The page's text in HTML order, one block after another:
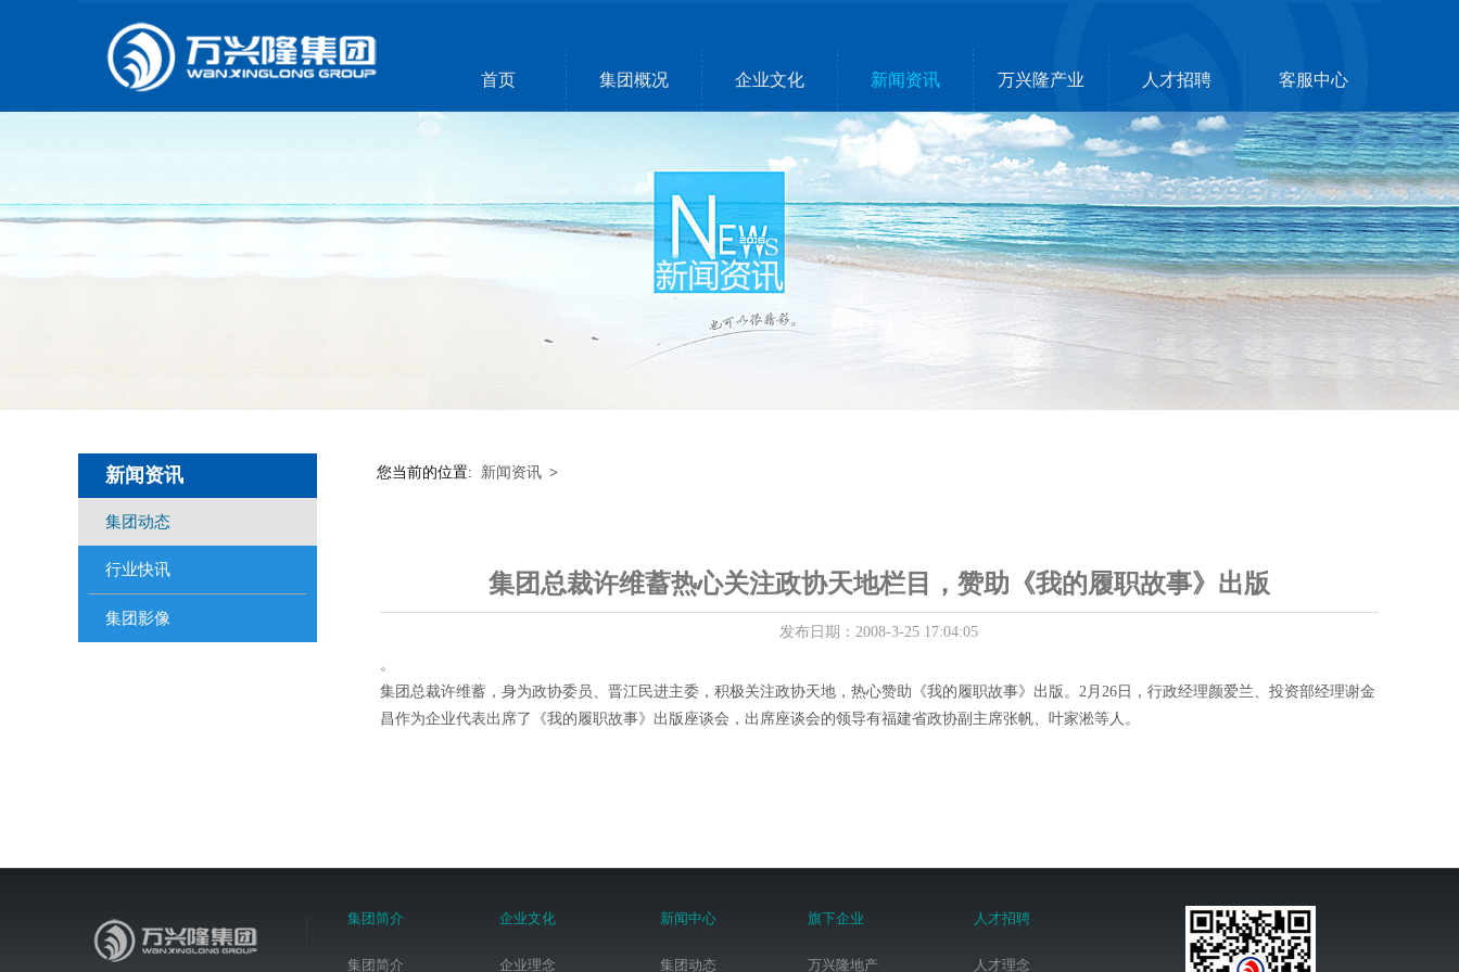
首页 集团概况 企业文化 新闻资讯 万兴隆产业 人才招聘 客服中心
新闻资讯
集团动态
行业快讯
集团影像
您当前的位置: 新闻资讯 >
集团总裁许维蓄热心关注政协天地栏目，赞助《我的履职故事》出版
发布日期：2008-3-25 17:04:05
。
集团总裁许维蓄，身为政协委员、晋江民进主委，积极关注政协天地，热心赞助《我的履职故事》出版。2月26日，行政经理颜爱兰、投资部经理谢金
昌作为企业代表出席了《我的履职故事》出版座谈会，出席座谈会的领导有福建省政协副主席张帆、叶家淞等人。
集团简介
集团简介
企业文化
企业理念
新闻中心
集团动态
旗下企业
万兴隆地产
人才招聘
人才理念